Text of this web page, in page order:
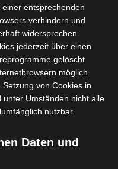
entsprechenden
verhindern und
widersprechen.
jederzeit über einen
gelöscht
möglich.
von Cookies in
Umständen nicht alle
nutzbar.
Daten und